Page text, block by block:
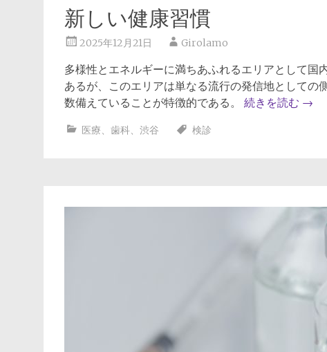
新しい健康習慣
2025年12月21日 Girolamo
多様性とエネルギーに満ちあふれるエリアとして
あるが、このエリアは単なる流行の発信地として
数備えていることが特徴的である。 続きを読む →
医療、 歯科、 渋谷 検診